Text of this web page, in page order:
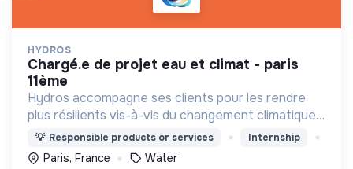
HYDROS
chargé.e de projet eau et climat - paris
11ème
Hydros accompagne ses clients pour les rendre
plus résilients vis-à-vis du changement climatique
et de la raréfaction de la ressource eau.
💡 Responsible products or services Internship
Paris, France Water